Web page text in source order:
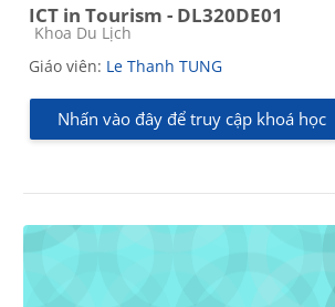
ICT in Tourism - DL320DE01
Các loại khóa học
Khoa Du Lịch
Giáo viên: Le Thanh TUNG
Nhấn vào đây để truy cập khoá học